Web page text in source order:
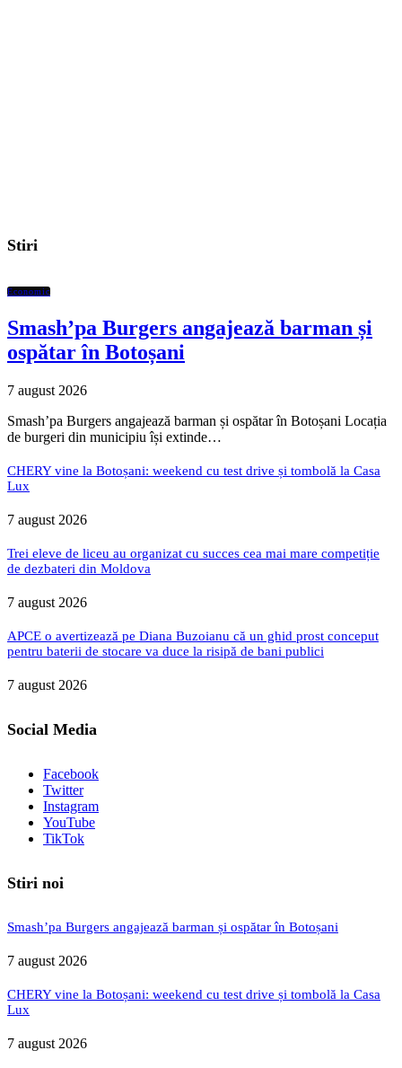
Stiri
Economic
Smash’pa Burgers angajează barman și
ospătar în Botoșani
7 august 2026
Smash’pa Burgers angajează barman și ospătar în Botoșani Locația
de burgeri din municipiu își extinde…
CHERY vine la Botoșani: weekend cu test drive și tombolă la Casa
Lux
7 august 2026
Trei eleve de liceu au organizat cu succes cea mai mare competiție
de dezbateri din Moldova
7 august 2026
APCE o avertizează pe Diana Buzoianu că un ghid prost conceput
pentru baterii de stocare va duce la risipă de bani publici
7 august 2026
Social Media
Facebook
Twitter
Instagram
YouTube
TikTok
Stiri noi
Smash’pa Burgers angajează barman și ospătar în Botoșani
7 august 2026
CHERY vine la Botoșani: weekend cu test drive și tombolă la Casa
Lux
7 august 2026